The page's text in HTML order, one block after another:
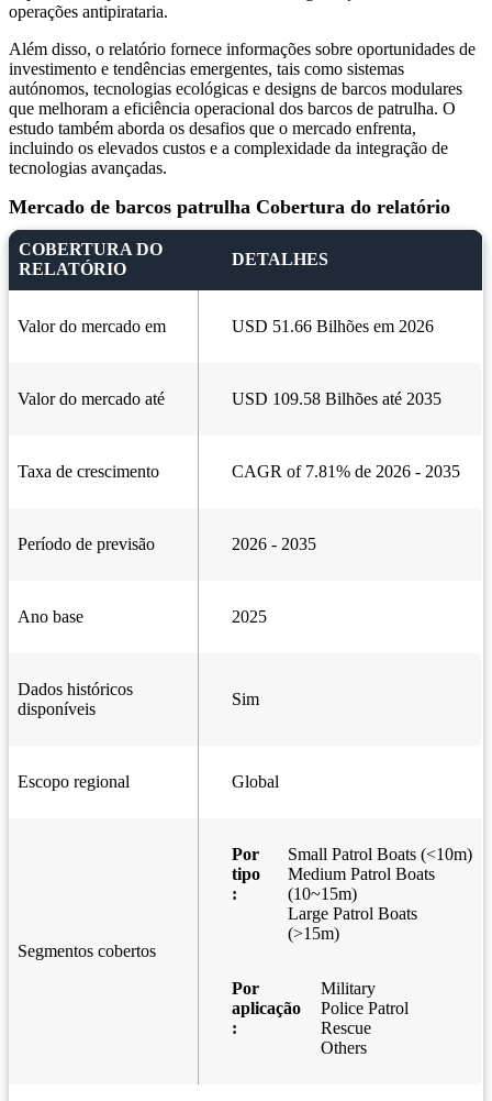
operações antipirataria.
Além disso, o relatório fornece informações sobre oportunidades de
investimento e tendências emergentes, tais como sistemas
autónomos, tecnologias ecológicas e designs de barcos modulares
que melhoram a eficiência operacional dos barcos de patrulha. O
estudo também aborda os desafios que o mercado enfrenta,
incluindo os elevados custos e a complexidade da integração de
tecnologias avançadas.
Mercado de barcos patrulha Cobertura do relatório
COBERTURA DO
RELATÓRIO
DETALHES
Valor do mercado em USD 51.66 Bilhões em 2026
Valor do mercado até USD 109.58 Bilhões até 2035
Taxa de crescimento CAGR of 7.81% de 2026 - 2035
Período de previsão 2026 - 2035
Ano base 2025
Dados históricos
disponíveis
Sim
Escopo regional Global
Segmentos cobertos
Por
tipo
:
Small Patrol Boats (<10m)
Medium Patrol Boats
(10~15m)
Large Patrol Boats
(>15m)
Por
aplicação
:
Military
Police Patrol
Rescue
Others